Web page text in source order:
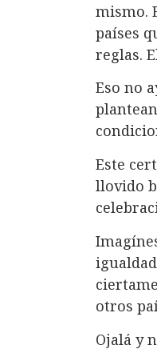
mismo.
países
reglas.
Eso no
Este
llovido
otros
Ojalá y